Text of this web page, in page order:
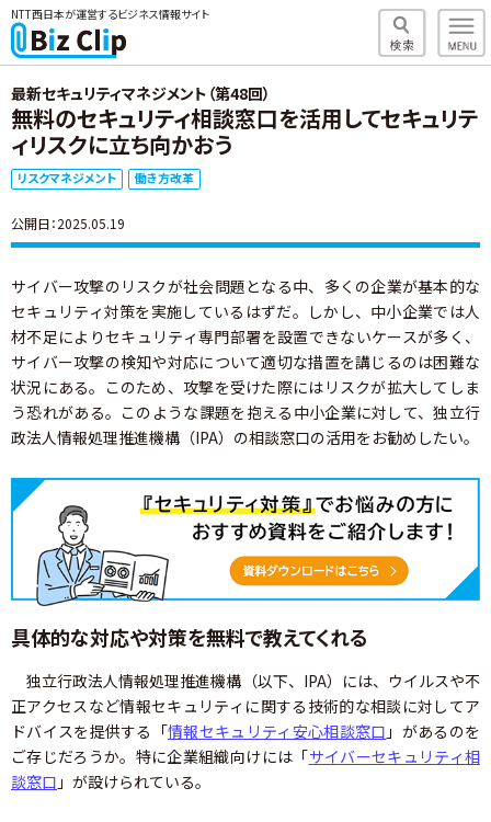
NTT西日本が運営するビジネス情報サイト
最新セキュリティマネジメント（第48回）
無料のセキュリティ相談窓口を活用してセキュリテ
ィリスクに立ち向かおう
リスクマネジメント 働き方改革
公開日：2025.05.19
サイバー攻撃のリスクが社会問題となる中、多くの企業が基本的な
セキュリティ対策を実施しているはずだ。しかし、中小企業では人
材不足によりセキュリティ専門部署を設置できないケースが多く、
サイバー攻撃の検知や対応について適切な措置を講じるのは困難な
状況にある。このため、攻撃を受けた際にはリスクが拡大してしま
う恐れがある。このような課題を抱える中小企業に対して、独立行
政法人情報処理推進機構（IPA）の相談窓口の活用をお勧めしたい。
具体的な対応や対策を無料で教えてくれる
独立行政法人情報処理推進機構（以下、IPA）には、ウイルスや不
正アクセスなど情報セキュリティに関する技術的な相談に対してア
ドバイスを提供する「情報セキュリティ安心相談窓口 」があるのを
ご存じだろうか。特に企業組織向けには「サイバーセキュリティ相
談窓口 」が設けられている。